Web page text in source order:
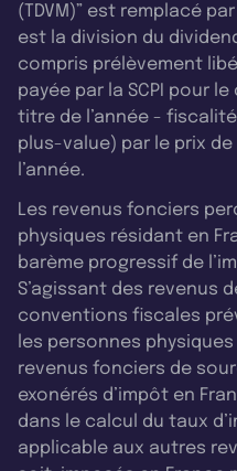
(TDVM)” est remplacé
est la division du
compris prélèvement
payée par la SCPI pour
titre de l’année -
plus-value) par le prix
l’année.
Les revenus fonciers
physiques résidant en
barème progressif de
S’agissant des revenus
conventions fiscales
les personnes
revenus fonciers de
exonérés d’impôt en
dans le calcul du taux
applicable aux autres